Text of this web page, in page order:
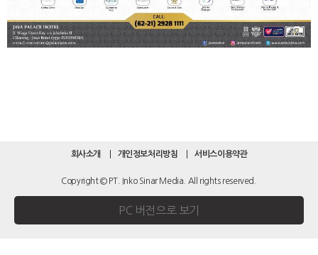
회사소개 개인정보처리방침 서비스이용약관
Copyright © PT. Inko Sinar Media. All rights reserved.
PC 버전으로 보기